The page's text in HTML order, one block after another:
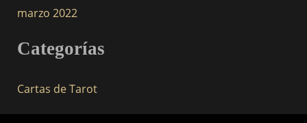
marzo 2022
Categorías
Cartas de Tarot